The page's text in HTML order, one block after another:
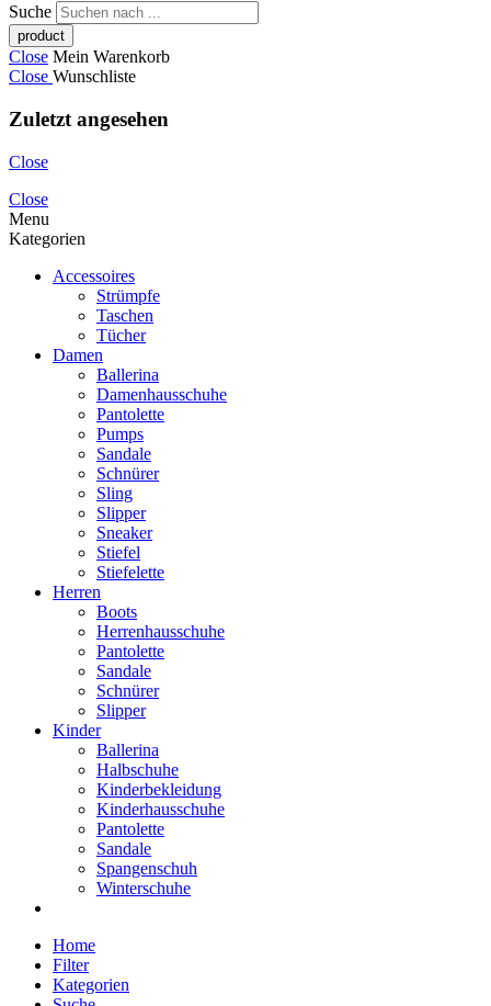
Suche
Close Mein Warenkorb
Close Wunschliste
Zuletzt angesehen
Close
Close
Menu
Kategorien
Accessoires
Strümpfe
Taschen
Tücher
Damen
Ballerina
Damenhausschuhe
Pantolette
Pumps
Sandale
Schnürer
Sling
Slipper
Sneaker
Stiefel
Stiefelette
Herren
Boots
Herrenhausschuhe
Pantolette
Sandale
Schnürer
Slipper
Kinder
Ballerina
Halbschuhe
Kinderbekleidung
Kinderhausschuhe
Pantolette
Sandale
Spangenschuh
Winterschuhe
Home
Filter
Kategorien